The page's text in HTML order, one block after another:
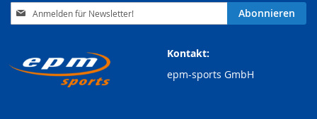
Anmeldung
zum
Abonnieren
Kontakt:
epm-sports GmbH